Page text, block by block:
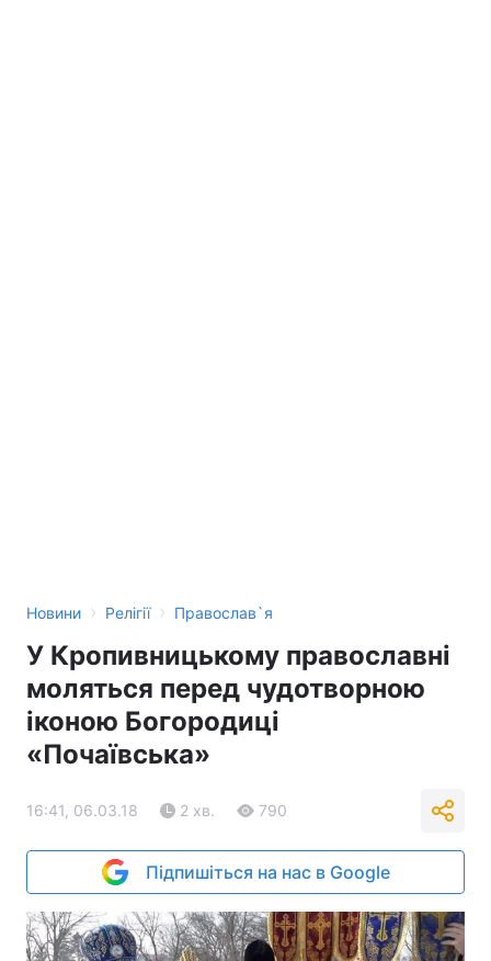
Новини › Релігії › Православ`я
У Кропивницькому православні
моляться перед чудотворною
іконою Богородиці
«Почаївська»
16:41, 06.03.18 2 хв. 790
Підпишіться на нас в Google